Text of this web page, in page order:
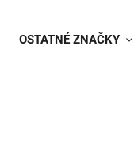
OSTATNÉ ZNAČKY